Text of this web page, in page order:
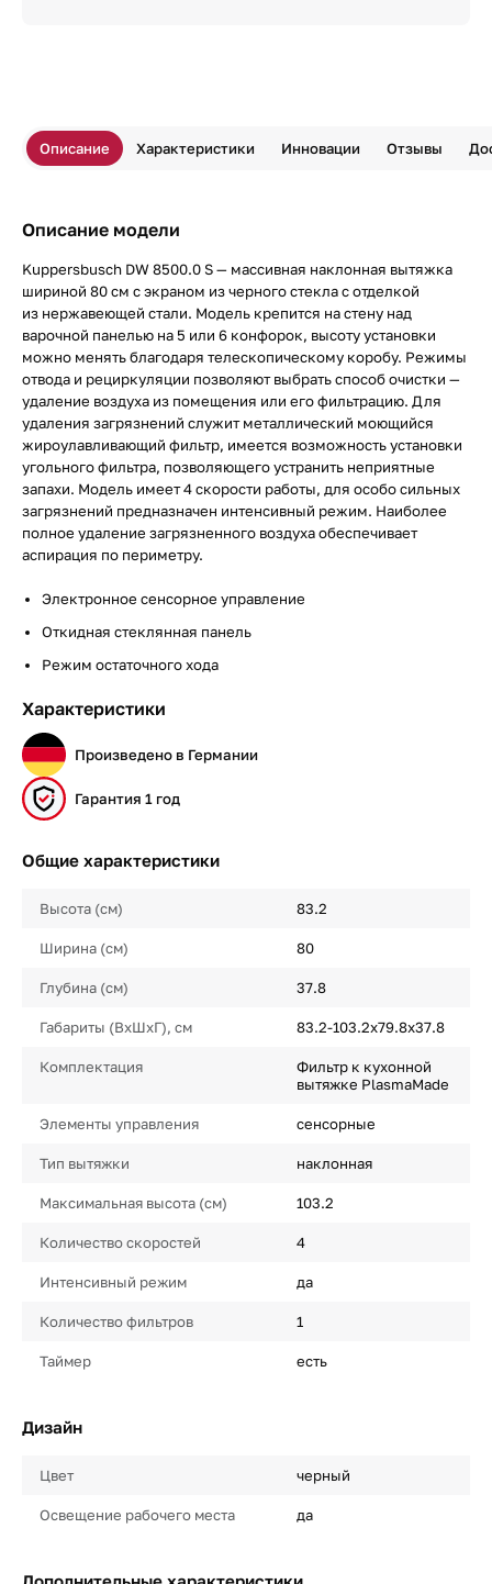
Описание Характеристики Инновации Отзывы
Описание модели
Kuppersbusch DW 8500.0 S — массивная наклонная вытяжка
шириной 80 см с экраном из черного стекла с отделкой
из нержавеющей стали. Модель крепится на стену над
варочной панелью на 5 или 6 конфорок, высоту установки
можно менять благодаря телескопическому коробу. Режимы
отвода и рециркуляции позволяют выбрать способ очистки —
удаление воздуха из помещения или его фильтрацию. Для
удаления загрязнений служит металлический моющийся
жироулавливающий фильтр, имеется возможность установки
угольного фильтра, позволяющего устранить неприятные
запахи. Модель имеет 4 скорости работы, для особо сильных
загрязнений предназначен интенсивный режим. Наиболее
полное удаление загрязненного воздуха обеспечивает
аспирация по периметру.
Электронное сенсорное управление
Откидная стеклянная панель
Режим остаточного хода
Характеристики
Произведено в Германии
Гарантия 1 год
Общие характеристики
Высота (см) 83.2
Ширина (см) 80
Глубина (см) 37.8
Габариты (ВхШхГ), см 83.2-103.2х79.8х37.8
Комплектация
Фильтр к кухонной
вытяжке PlasmaMade
Элементы управления сенсорные
Тип вытяжки наклонная
Максимальная высота (см) 103.2
Количество скоростей 4
Интенсивный режим да
Количество фильтров 1
Таймер есть
Дизайн
Цвет черный
Освещение рабочего места да